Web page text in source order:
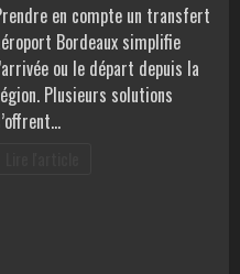
en compte un transfert
Bordeaux simplifie
ou le départ depuis la
Plusieurs solutions